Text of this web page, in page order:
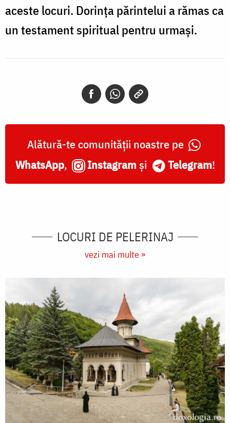
aceste locuri. Dorința părintelui a rămas ca
un testament spiritual pentru urmași.
Alătură-te comunității noastre pe
WhatsApp, Instagram și Telegram!
LOCURI DE PELERINAJ
vezi mai multe »